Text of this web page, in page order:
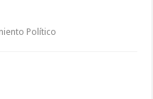
Político